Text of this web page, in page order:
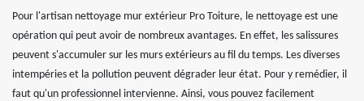
Pour l'artisan nettoyage mur extérieur Pro Toiture, le nettoyage est une
opération qui peut avoir de nombreux avantages. En effet, les salissures
peuvent s'accumuler sur les murs extérieurs au fil du temps. Les diverses
intempéries et la pollution peuvent dégrader leur état. Pour y remédier, il
faut qu'un professionnel intervienne. Ainsi, vous pouvez facilement